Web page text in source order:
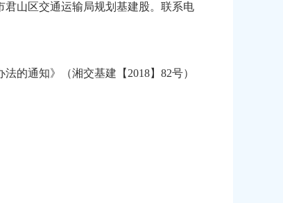
山区交通运输局规划基建股。联系电
的通知》（湘交基建【2018】82号）